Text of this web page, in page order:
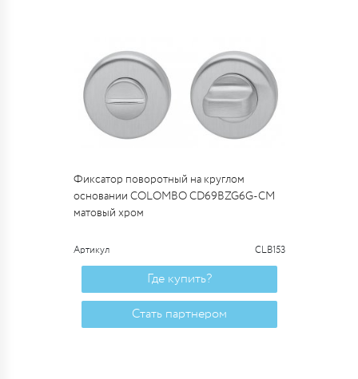
Фиксатор поворотный на круглом
основании COLOMBO CD69BZG6G-CM
матовый хром
Артикул CLB153
Где купить?
Стать партнером